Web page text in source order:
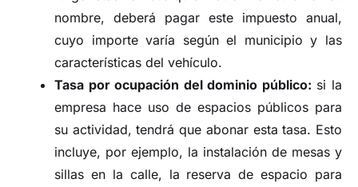
nombre, deberá pagar este impuesto anual,
cuyo importe varía según el municipio y las
características del vehículo.
Tasa por ocupación del dominio público: si la
empresa hace uso de espacios públicos para
su actividad, tendrá que abonar esta tasa. Esto
incluye, por ejemplo, la instalación de mesas y
sillas en la calle, la reserva de espacio para